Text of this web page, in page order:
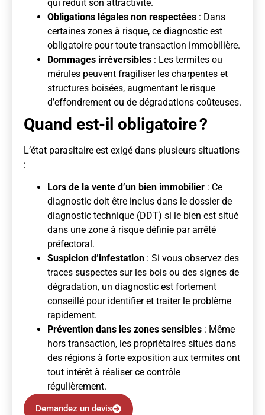
qui réduit son attractivité.
Obligations légales non respectées : Dans
certaines zones à risque, ce diagnostic est
obligatoire pour toute transaction immobilière.
Dommages irréversibles : Les termites ou
mérules peuvent fragiliser les charpentes et
structures boisées, augmentant le risque
d’effondrement ou de dégradations coûteuses.
Quand est-il obligatoire ?
L’état parasitaire est exigé dans plusieurs situations
:
Lors de la vente d’un bien immobilier : Ce
diagnostic doit être inclus dans le dossier de
diagnostic technique (DDT) si le bien est situé
dans une zone à risque définie par arrêté
préfectoral.
Suspicion d’infestation : Si vous observez des
traces suspectes sur les bois ou des signes de
dégradation, un diagnostic est fortement
conseillé pour identifier et traiter le problème
rapidement.
Prévention dans les zones sensibles : Même
hors transaction, les propriétaires situés dans
des régions à forte exposition aux termites ont
tout intérêt à réaliser ce contrôle
régulièrement.
Demandez un devis